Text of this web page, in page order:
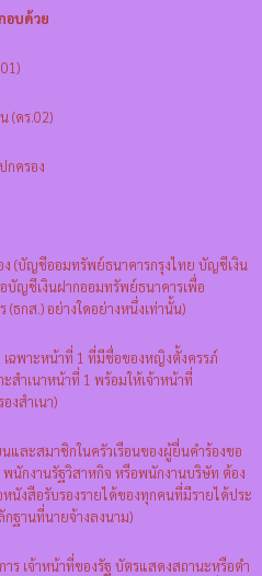
อบด้วย
(ดร.02)
กครอง
(บัญชีออมทรัพย์ธนาคารกรุงไทย บัญชีเงิน
บัญชีเงินฝากออมทรัพย์ธนาคารเพื่อ
ธกส.) อย่างใดอย่างหนึ่งเท่านั้น)
ฉพาะหน้าที่ 1 ที่มีชื่อของหญิงตั้งครรภ์
าเนาหน้าที่ 1 พร้อมให้เจ้าหน้าที่
งสําเนา)
ละสมาชิกในครัวเรือนของผู้ยื่นคําร้องขอ
นักงานรัฐวิสาหกิจ หรือพนักงานบริษัท ต้อง
หนังสือรับรองรายได้ของทุกคนที่มีรายได้ประ
กฐานที่นายจ้างลงนาม)
าร เจ้าหน้าที่ของรัฐ บัตรแสดงสถานะหรือตํา